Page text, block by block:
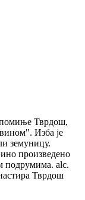
спомиње Тврдош,
Изба је
земуницу.
произведено
подрумима. alc.
Тврдош